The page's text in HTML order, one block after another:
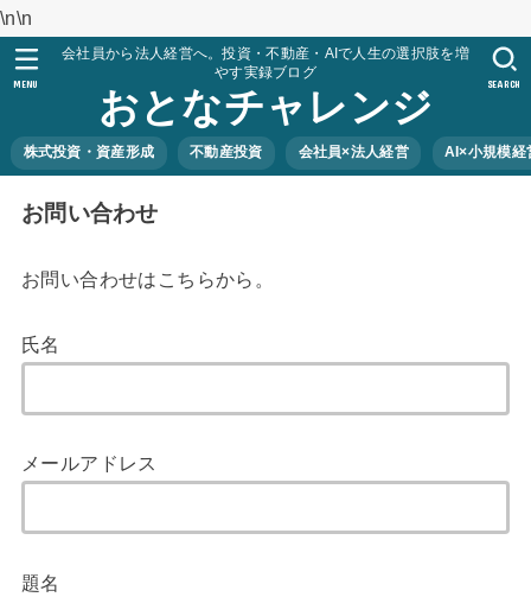
\n\n
会社員から法人経営へ。投資・不動産・AIで人生の選択肢を増
やす実録ブログ
おとなチャレンジ
株式投資・資産形成 不動産投資 会社員×法人経営 AI×小規模経
SEARCH
MENU
お問い合わせ
お問い合わせはこちらから。
氏名
メールアドレス
題名